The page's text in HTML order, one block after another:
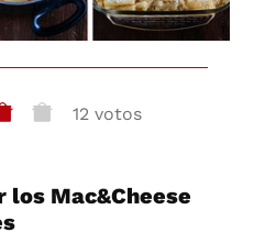
12 votos
los Mac&Cheese